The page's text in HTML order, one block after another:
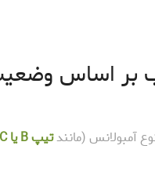
آمبولانس (مانندتیپ B یا C